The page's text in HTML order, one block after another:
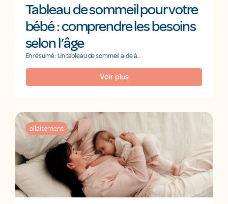
Tableau de sommeil pour votre
bébé : comprendre les besoins
selon l’âge
En résumé : Un tableau de sommeil aide à...
Voir plus
allaitement